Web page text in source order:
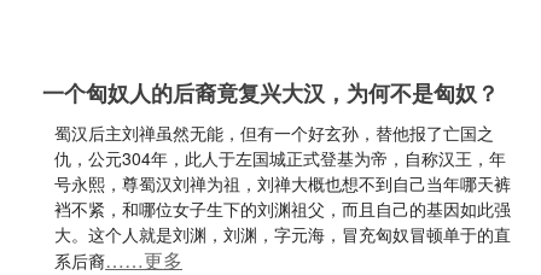
一个匈奴人的后裔竟复兴大汉，为何不是匈奴？
蜀汉后主刘禅虽然无能，但有一个好玄孙，替他报了亡国之
仇，公元304年，此人于左国城正式登基为帝，自称汉王，年
号永熙，尊蜀汉刘禅为祖，刘禅大概也想不到自己当年哪天裤
裆不紧，和哪位女子生下的刘渊祖父，而且自己的基因如此强
大。这个人就是刘渊，刘渊，字元海，冒充匈奴冒顿单于的直
系后裔……更多